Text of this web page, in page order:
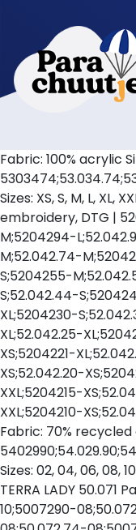
Fabric: 100% acrylic
Sizes: XS, S, M, L,
embroidery, DTG |
M;5204294-
M;52.042.74-
S;5204255-
S;52.042.44-
XL;5204230-
XL;52.042.25-
XS;5204221-
XS;52.042.20-
XXL;5204215-
XXL;5204210-
Fabric: 70%
Sizes: 02, 04, 06, 08,
TERRA LADY
10;5007290-